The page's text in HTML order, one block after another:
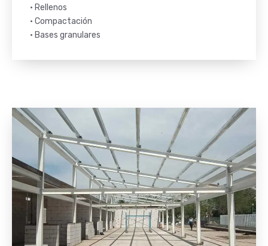
• Rellenos
• Compactación
• Bases granulares